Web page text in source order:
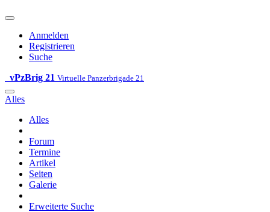
Anmelden
Registrieren
Suche
vPzBrig 21 Virtuelle Panzerbrigade 21
Alles
Alles
Forum
Termine
Artikel
Seiten
Galerie
Erweiterte Suche